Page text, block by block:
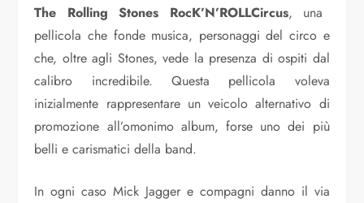
The Rolling Stones RocK’N’ROLLCircus, una
pellicola che fonde musica, personaggi del circo e
che, oltre agli Stones, vede la presenza di ospiti dal
calibro incredibile. Questa pellicola voleva
inizialmente rappresentare un veicolo alternativo di
promozione all’omonimo album, forse uno dei più
belli e carismatici della band.
In ogni caso Mick Jagger e compagni danno il via